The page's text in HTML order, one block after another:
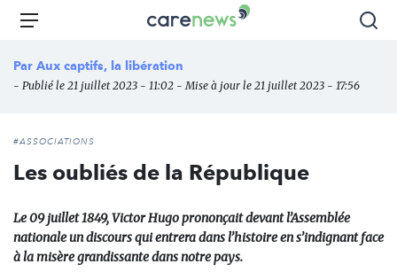
Aller
principal
Carenews,
média
des
Menu
Par Aux captifs, la libération
- Publié le 21 juillet 2023 - 11:02 - Mise à jour le 21 juillet 2023 - 17:56
#ASSOCIATIONS
Les oubliés de la République
Le 09 juillet 1849, Victor Hugo prononçait devant l’Assemblée
nationale un discours qui entrera dans l’histoire en s’indignant face
à la misère grandissante dans notre pays.